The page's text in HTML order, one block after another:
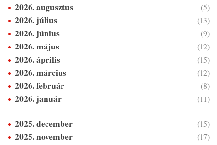
2026. augusztus (5)
2026. július (13)
2026. június (9)
2026. május (12)
2026. április (15)
2026. március (12)
2026. február (8)
2026. január (11)
2025. december (15)
2025. november (17)